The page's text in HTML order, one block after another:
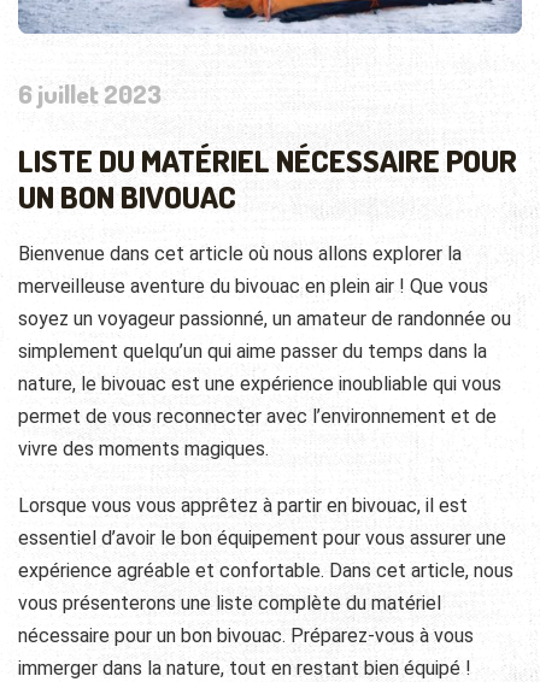
6 juillet 2023
LISTE DU MATÉRIEL NÉCESSAIRE POUR
UN BON BIVOUAC
Bienvenue dans cet article où nous allons explorer la
merveilleuse aventure du bivouac en plein air ! Que vous
soyez un voyageur passionné, un amateur de randonnée ou
simplement quelqu’un qui aime passer du temps dans la
nature, le bivouac est une expérience inoubliable qui vous
permet de vous reconnecter avec l’environnement et de
vivre des moments magiques.
Lorsque vous vous apprêtez à partir en bivouac, il est
essentiel d’avoir le bon équipement pour vous assurer une
expérience agréable et confortable. Dans cet article, nous
vous présenterons une liste complète du matériel
nécessaire pour un bon bivouac. Préparez-vous à vous
immerger dans la nature, tout en restant bien équipé !